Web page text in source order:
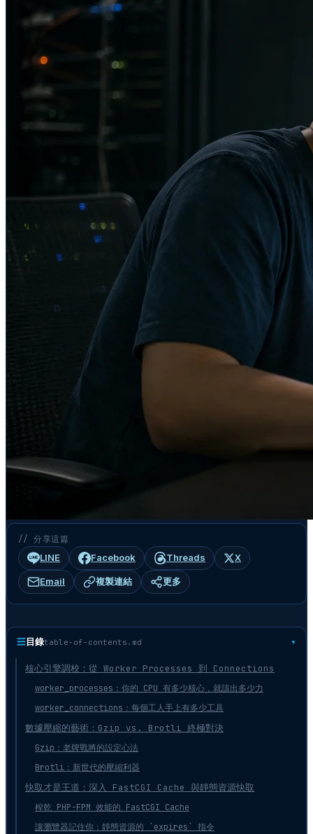
// 分享這篇
LINE Facebook Threads X
Email 複製連結 更多
☰目錄table-of-contents.md
核心引擎調校：從 Worker Processes 到 Connections
worker_processes：你的 CPU 有多少核心，就該出多少力
worker_connections：每個工人手上有多少工具
數據壓縮的藝術：Gzip vs. Brotli 終極對決
Gzip：老牌戰將的設定心法
Brotli：新世代的壓縮利器
快取才是王道：深入 FastCGI Cache 與靜態資源快取
榨乾 PHP-FPM 效能的 FastCGI Cache
讓瀏覽器記住你：靜態資源的 `expires` 指令